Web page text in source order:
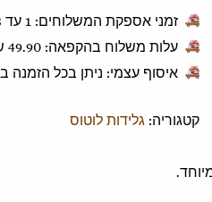
זמני אספקת המשלוחים: 1 עד 3 ימי עסקים.
עלות משלוח בהקפאה: ‎49.90 ש"ח לכל הזמנה.
איסוף עצמי: ניתן בכל
קטגוריה: גלידות לוטוס